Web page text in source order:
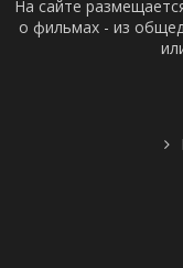
На сайте
о фильмах - из